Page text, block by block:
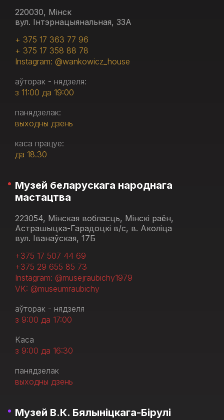
220030, Мінск
вул. Інтэрнацыянальная, 33А
+ 375 17 363 77 96
+ 375 17 358 88 78
Instagram: @wankowicz_house
аўторак - нядзеля:
з 11:00 да 19:00
панядзелак:
выходны дзень
каса працуе:
да 18.30
Музей беларускага народнага
мастацтва
223054, Мінская вобласць, Мінскі раён,
Астрашыцка-Гарадоцкі в/с, в. Аколіца
вул. Іванаўская, 17Б
+375 17 507 44 69
+375 29 655 85 73
Instagram: @musejraubichy1979
VK: @museumraubichy
аўторак - нядзеля
з 9:00 да 17:00
Каса
з 9:00 да 16:30
панядзелак
выходны дзень
Музей В.К. Бялыніцкага-Бірулі